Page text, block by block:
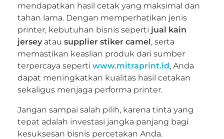
mendapatkan hasil cetak yang maksimal dan
tahan lama. Dengan memperhatikan jenis
printer, kebutuhan bisnis seperti jual kain
jersey atau supplier stiker camel, serta
memastikan keaslian produk dari sumber
terpercaya seperti www.mitraprint.id, Anda
dapat meningkatkan kualitas hasil cetakan
sekaligus menjaga performa printer.
Jangan sampai salah pilih, karena tinta yang
tepat adalah investasi jangka panjang bagi
kesuksesan bisnis percetakan Anda.